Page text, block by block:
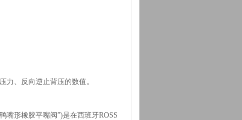
力、反向逆止背压的数值。
形橡胶平嘴阀”)是在西班牙ROSS